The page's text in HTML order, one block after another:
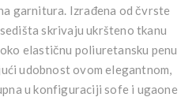
garnitura. Izrađena od čvrste
skrivaju ukršteno tkanu
elastičnu poliuretansku penu
udobnost ovom elegantnom,
u konfiguraciji sofe i ugaone